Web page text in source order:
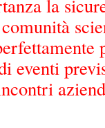
la
eventi